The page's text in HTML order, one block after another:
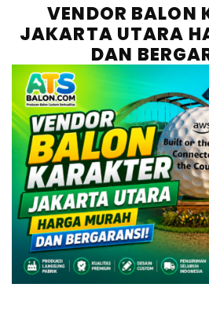
VENDOR BALON
JAKARTA UTARA
DAN